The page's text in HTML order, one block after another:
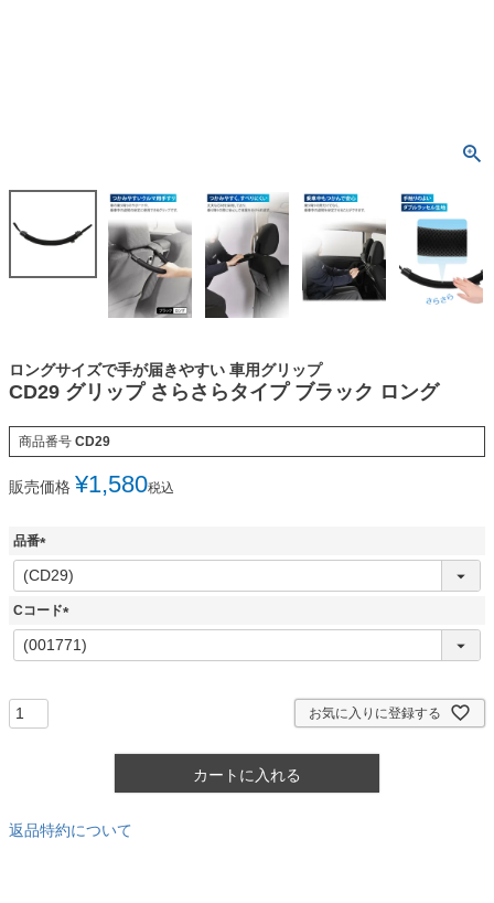
ロングサイズで手が届きやすい 車用グリップ
CD29 グリップ さらさらタイプ ブラック ロング
商品番号 CD29
販売価格 ¥1,580税込
品番
(
必
須
Cコード
(
必
お気に入りに登録する
カートに入れる
返品特約について